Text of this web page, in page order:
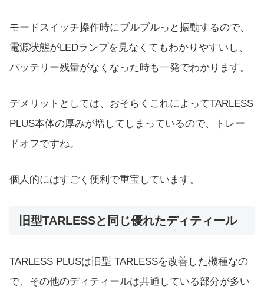
モードスイッチ操作時にブルブルっと振動するので、
電源状態がLEDランプを見なくてもわかりやすいし、
バッテリー残量がなくなった時も一発でわかります。
デメリットとしては、おそらくこれによってTARLESS
PLUS本体の厚みが増してしまっているので、トレー
ドオフですね。
個人的にはすごく便利で重宝しています。
旧型TARLESSと同じ優れたディティール
TARLESS PLUSは旧型 TARLESSを改善した機種なの
で、その他のディティールは共通している部分が多い